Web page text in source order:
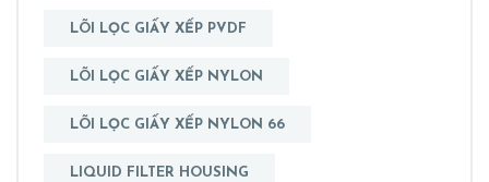
LÕI LỌC GIẤY XẾP PVDF
LÕI LỌC GIẤY XẾP NYLON
LÕI LỌC GIẤY XẾP NYLON 66
LIQUID FILTER HOUSING